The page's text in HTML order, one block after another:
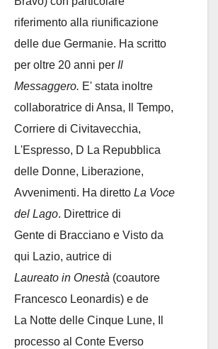
riferimento alla riunificazione
delle due Germanie. Ha scritto
per oltre 20 anni per Il
Messaggero. E' stata inoltre
collaboratrice di Ansa, Il Tempo,
Corriere di Civitavecchia,
L'Espresso, D La Repubblica
delle Donne, Liberazione,
Avvenimenti. Ha diretto La Voce
del Lago. Direttrice di
Gente di Bracciano e Visto da
qui Lazio, autrice di
Laureato in Onestà (coautore
Francesco Leonardis) e de
La Notte delle Cinque Lune, Il
processo al Conte Everso